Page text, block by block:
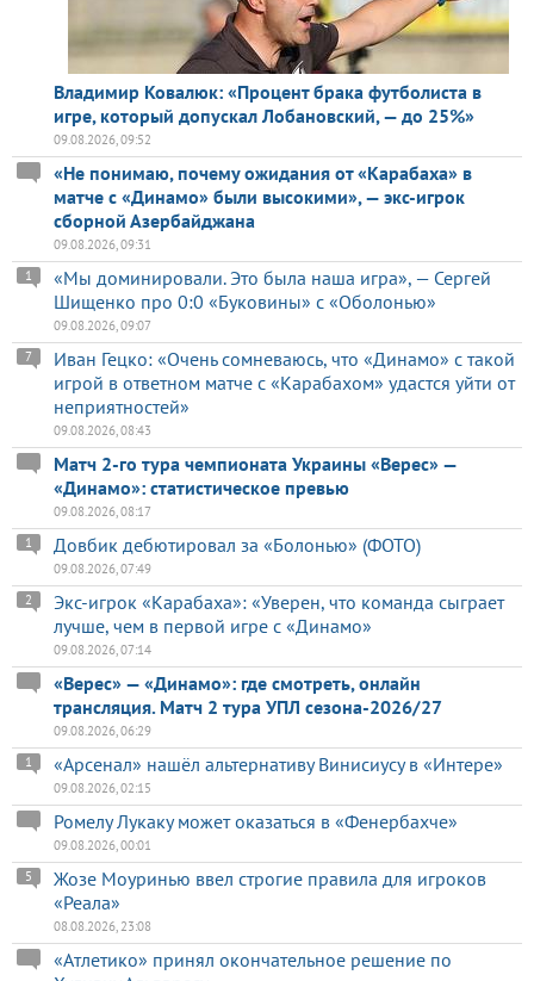
Владимир Ковалюк: «Процент брака футболиста в
игре, который допускал Лобановский, — до 25%»
09.08.2026, 09:52
«Не понимаю, почему ожидания от «Карабаха» в
матче с «Динамо» были высокими», — экс-игрок
сборной Азербайджана
09.08.2026, 09:31
«Мы доминировали. Это была наша игра», — Сергей
Шищенко про 0:0 «Буковины» с «Оболонью»
1
09.08.2026, 09:07
Иван Гецко: «Очень сомневаюсь, что «Динамо» с такой
игрой в ответном матче с «Карабахом» удастся уйти от
неприятностей»
7
09.08.2026, 08:43
Матч 2-го тура чемпионата Украины «Верес» —
«Динамо»: статистическое превью
09.08.2026, 08:17
Довбик дебютировал за «Болонью» (ФОТО)
1
09.08.2026, 07:49
Экс-игрок «Карабаха»: «Уверен, что команда сыграет
лучше, чем в первой игре с «Динамо»
2
09.08.2026, 07:14
«Верес» — «Динамо»: где смотреть, онлайн
трансляция. Матч 2 тура УПЛ сезона-2026/27
09.08.2026, 06:29
«Арсенал» нашёл альтернативу Винисиусу в «Интере»
1
09.08.2026, 02:15
Ромелу Лукаку может оказаться в «Фенербахче»
09.08.2026, 00:01
Жозе Моуринью ввел строгие правила для игроков
«Реала»
5
08.08.2026, 23:08
«Атлетико» принял окончательное решение по